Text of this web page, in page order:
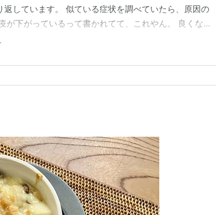
しています。 似ている症状を調べていたら、原因の
が下がっているって書かれてて、これやん。 良くなっ
院では対処が限られるので、 また違う病院に行かなき
ットで…